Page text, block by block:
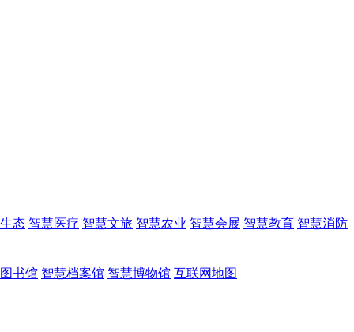
态 智慧医疗 智慧文旅 智慧农业 智慧会展 智慧教育 智慧消防
书馆 智慧档案馆 智慧博物馆 互联网地图